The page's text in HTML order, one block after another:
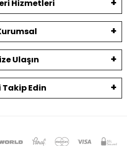
Hizmetleri
Ulaşın
Takip Edin